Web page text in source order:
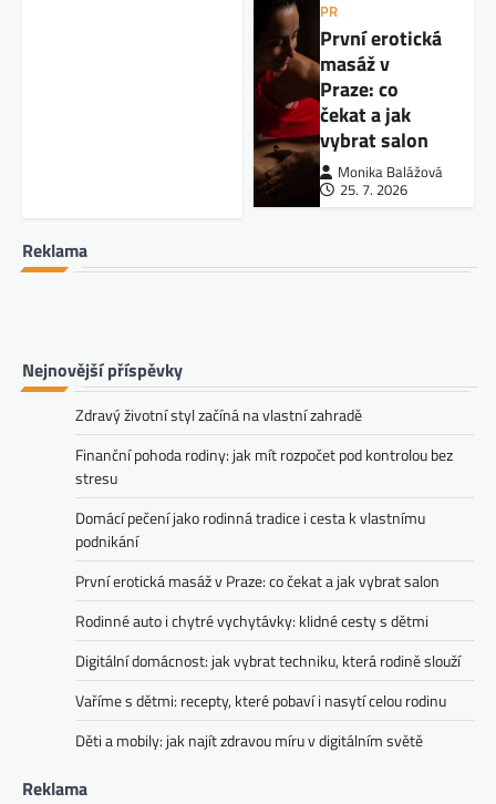
PR
První erotická
masáž v
Praze: co
čekat a jak
vybrat salon
Monika Balážová
25. 7. 2026
Reklama
Nejnovější příspěvky
Zdravý životní styl začíná na vlastní zahradě
Finanční pohoda rodiny: jak mít rozpočet pod kontrolou bez
stresu
Domácí pečení jako rodinná tradice i cesta k vlastnímu
podnikání
První erotická masáž v Praze: co čekat a jak vybrat salon
Rodinné auto i chytré vychytávky: klidné cesty s dětmi
Digitální domácnost: jak vybrat techniku, která rodině slouží
Vaříme s dětmi: recepty, které pobaví i nasytí celou rodinu
Děti a mobily: jak najít zdravou míru v digitálním světě
Reklama